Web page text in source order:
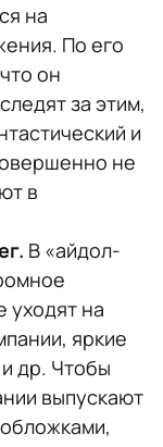
на
По его
он
за этим,
и
не
в
В «айдол-
уходят на
яркие
др. Чтобы
выпускают